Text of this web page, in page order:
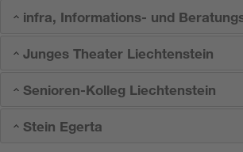
infra, Informations- und
Junges Theater Liechtenstein
Senioren-Kolleg Liechtenstein
Stein Egerta